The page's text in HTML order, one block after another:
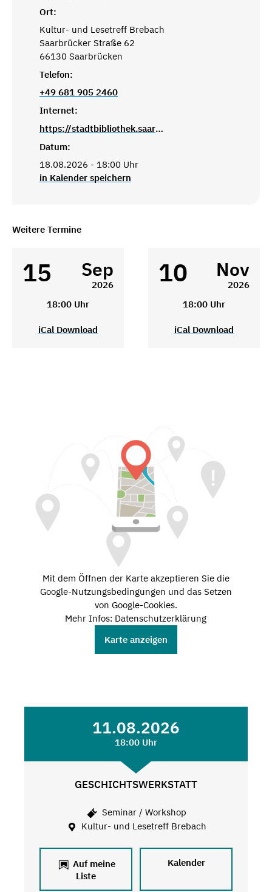
Ort:
Kultur- und Lesetreff Brebach
Saarbrücker Straße 62
66130 Saarbrücken
Telefon:
+49 681 905 2460
Internet:
https://stadtbibliothek.saarbruecken.de/standorte/kultur_und_lesetreffs/kultur_und_lesetreff_brebach
Datum:
18.08.2026 - 18:00 Uhr
in Kalender speichern
Weitere Termine
15 Sep
2026
18:00 Uhr
iCal Download
10 Nov
2026
18:00 Uhr
iCal Download
Mit dem Öffnen der Karte akzeptieren Sie die
Google-Nutzungsbedingungen und das Setzen
von Google-Cookies.
Mehr Infos: Datenschutzerklärung
Karte anzeigen
11.08.2026
18:00 Uhr
GESCHICHTSWERKSTATT
Seminar / Workshop
Kultur- und Lesetreff Brebach
Auf meine
Liste
Kalender